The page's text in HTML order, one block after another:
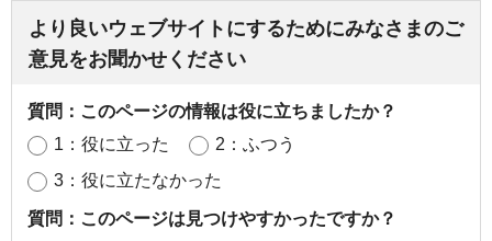
より良いウェブサイトにするためにみなさまのご
意見をお聞かせください
質問：このページの情報は役に立ちましたか？
1：役に立った
2：ふつう
3：役に立たなかった
質問：このページは見つけやすかったですか？